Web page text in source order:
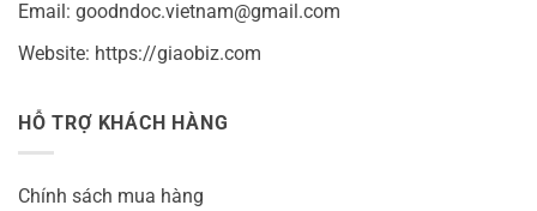
Email: goodndoc.vietnam@gmail.com
Website: https://giaobiz.com
HỖ TRỢ KHÁCH HÀNG
Chính sách mua hàng